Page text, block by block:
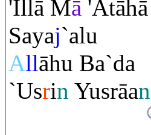
'Illā Mā 'Ātāhā
Sayaj`alu
Allāhu Ba`da
`Usrin Yusrāan